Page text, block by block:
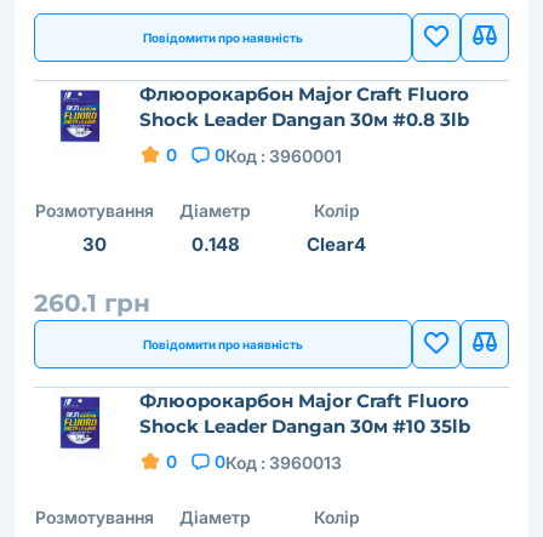
Повідомити про наявність
Флюорокарбон Major Craft Fluoro
Shock Leader Dangan 30м #0.8 3lb
0 0Код : 3960001
Розмотування
30
Діаметр
0.148
Колір
Clear4
260.1 грн
Повідомити про наявність
Флюорокарбон Major Craft Fluoro
Shock Leader Dangan 30м #10 35lb
0 0Код : 3960013
Розмотування Діаметр Колір